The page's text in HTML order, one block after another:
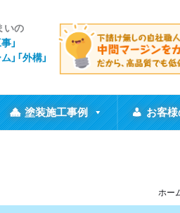
いの
事」
」「外構」
塗装施工事例 お客様
ホー